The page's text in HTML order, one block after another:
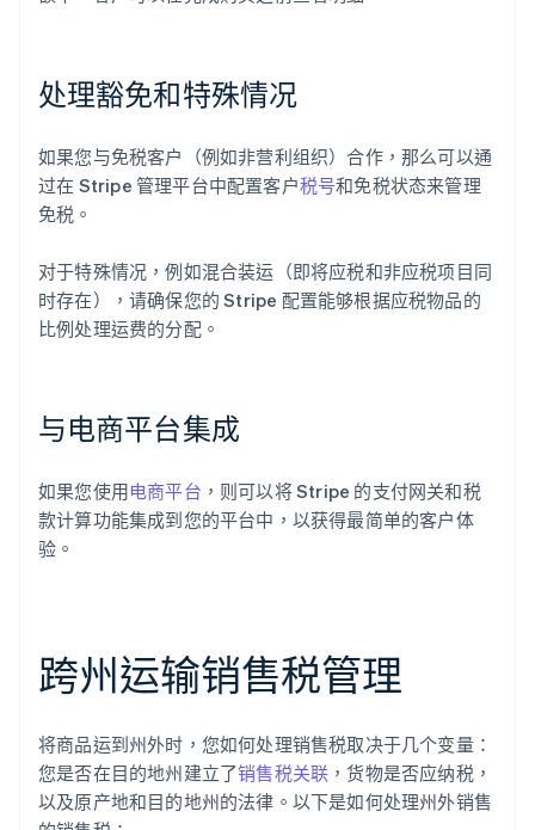
处理豁免和特殊情况
如果您与免税客户（例如非营利组织）合作，那么可以通
过在 Stripe 管理平台中配置客户税号和免税状态来管理
免税。
对于特殊情况，例如混合装运（即将应税和非应税项目同
时存在），请确保您的 Stripe 配置能够根据应税物品的
比例处理运费的分配。
与电商平台集成
如果您使用电商平台 ，则可以将 Stripe 的支付网关和税
款计算功能集成到您的平台中，以获得最简单的客户体
验。
跨州运输销售税管理
将商品运到州外时，您如何处理销售税取决于几个变量：
您是否在目的地州建立了销售税关联 ，货物是否应纳税，
以及原产地和目的地州的法律。以下是如何处理州外销售